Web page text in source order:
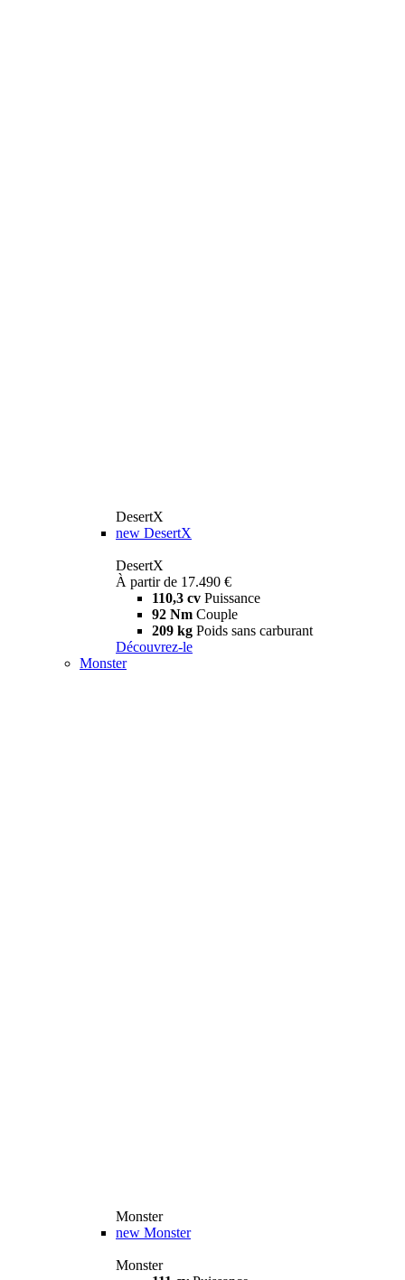
DesertX
new DesertX
DesertX
À partir de 17.490 €
110,3 cv Puissance
92 Nm Couple
209 kg Poids sans carburant
Découvrez-le
Monster
Monster
new Monster
Monster